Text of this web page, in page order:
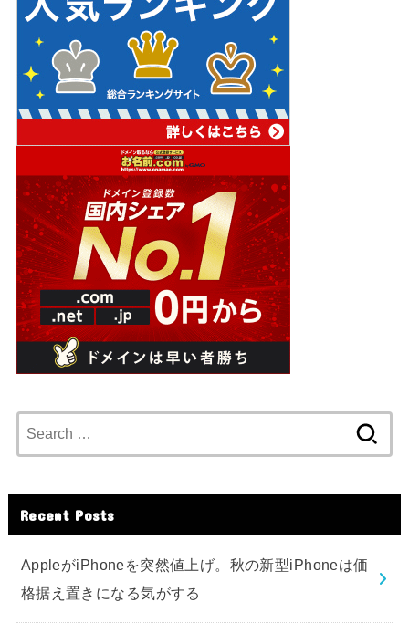
for:
Recent Posts
AppleがiPhoneを突然値上げ。秋の新型iPhoneは価
格据え置きになる気がする